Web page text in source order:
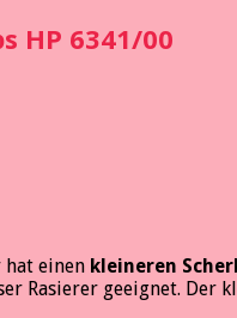
HP 6341/00
hat einen kleineren
Rasierer geeignet. Der